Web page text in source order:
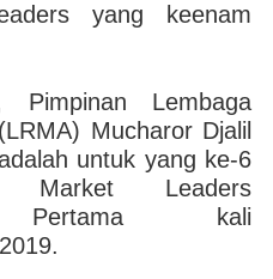
yang keenam
Pimpinan Lembaga
Mucharor Djalil
untuk yang ke-6
Market Leaders
Pertama kali